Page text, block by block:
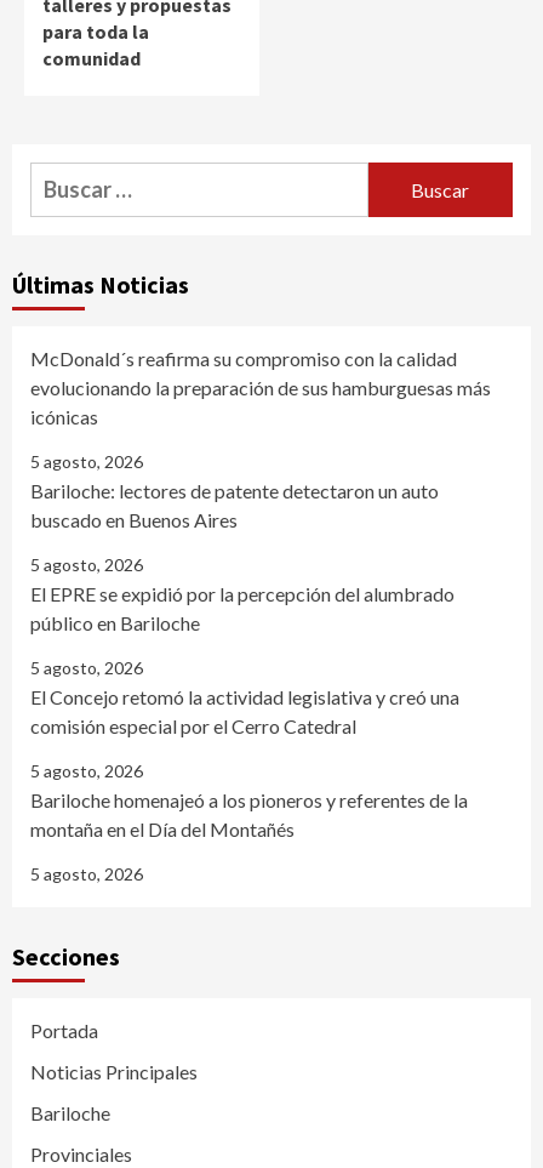
talleres y propuestas
para toda la
comunidad
Buscar:
Últimas Noticias
McDonald´s reafirma su compromiso con la calidad
evolucionando la preparación de sus hamburguesas más
icónicas
5 agosto, 2026
Bariloche: lectores de patente detectaron un auto
buscado en Buenos Aires
5 agosto, 2026
El EPRE se expidió por la percepción del alumbrado
público en Bariloche
5 agosto, 2026
El Concejo retomó la actividad legislativa y creó una
comisión especial por el Cerro Catedral
5 agosto, 2026
Bariloche homenajeó a los pioneros y referentes de la
montaña en el Día del Montañés
5 agosto, 2026
Secciones
Portada
Noticias Principales
Bariloche
Provinciales